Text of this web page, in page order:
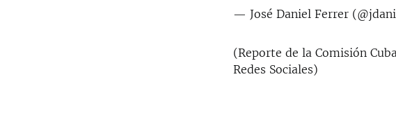
— José Daniel Ferrer
(Reporte de la Comisión
Redes Sociales)